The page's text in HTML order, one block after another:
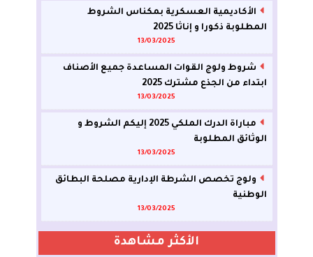
الأكاديمية العسكرية بمكناس الشروط
المطلوبة ذكورا و إناثا 2025
13/03/2025
شروط ولوج القوات المساعدة جميع الأصناف
ابتداء من الجذع مشترك 2025
13/03/2025
مباراة الدرك الملكي 2025 إليكم الشروط و
الوثائق المطلوبة
13/03/2025
ولوج تخصص الشرطة الإدارية مصلحة البطائق
الوطنية
13/03/2025
الأكثر مشاهدة